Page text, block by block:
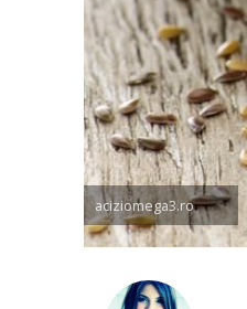
aciziomega3.ro